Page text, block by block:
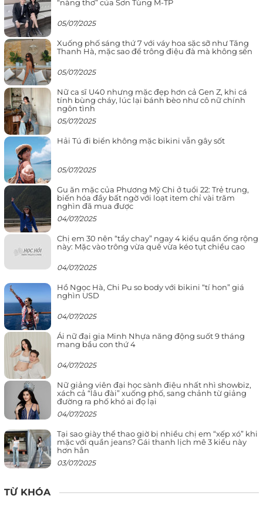
“nàng thơ” của Sơn Tùng M-TP
05/07/2025
Xuống phố sáng thứ 7 với váy hoa sặc sỡ như Tăng
Thanh Hà, mặc sao để trông điệu đà mà không sến
05/07/2025
Nữ ca sĩ U40 nhưng mặc đẹp hơn cả Gen Z, khi cá
tính bùng cháy, lúc lại bánh bèo như cô nữ chính
ngôn tình
05/07/2025
Hải Tú đi biển không mặc bikini vẫn gây sốt
05/07/2025
Gu ăn mặc của Phương Mỹ Chi ở tuổi 22: Trẻ trung,
biến hóa đầy bất ngờ với loạt item chỉ vài trăm
nghìn đã mua được
04/07/2025
Chị em 30 nên “tẩy chay” ngay 4 kiểu quần ống rộng
này: Mặc vào trông vừa quê vừa kéo tụt chiều cao
04/07/2025
Hồ Ngọc Hà, Chi Pu so body với bikini “tí hon” giá
nghìn USD
04/07/2025
Ái nữ đại gia Minh Nhựa năng động suốt 9 tháng
mang bầu con thứ 4
04/07/2025
Nữ giảng viên đại học sành điệu nhất nhì showbiz,
xách cả “lâu đài” xuống phố, sang chảnh từ giảng
đường ra phố khó ai đọ lại
04/07/2025
Tại sao giày thể thao giờ bị nhiều chị em “xếp xó” khi
mặc với quần jeans? Gái thanh lịch mê 3 kiểu này
hơn hẳn
03/07/2025
TỪ KHÓA